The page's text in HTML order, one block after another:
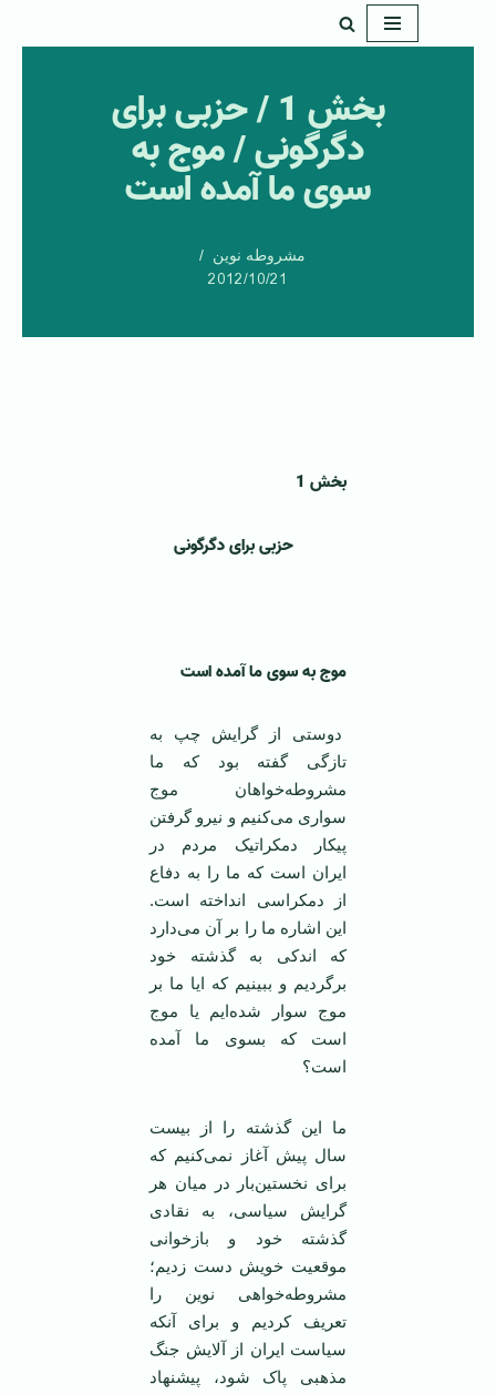
بخش 1 / حزبی برای
دگرگونی / موج به
سوی ما آمده است
مشروطه نوین
2012/10/21
بخش 1
حزبی برای دگرگونی
موج به سوی ما آمده است
دوستی از گرایش چپ به
تازگی گفته بود که ما
مشروطه‌خواهان موج
سواری می‌کنیم و نیرو گرفتن
پیکار دمکراتیک مردم در
‌ایران است که ما را به دفاع
از دمکراسی انداخته است.‌
این اشاره ما را بر آن می‌دارد
که اندکی به گذشته خود
برگردیم و ببینیم که‌ ایا ما بر
موج سوار شده‌ایم یا موج
است که بسوی ما آمده
است؟
ما ‌این گذشته را از بیست
سال پیش آغاز نمی‌کنیم که
برای نخستین‌بار در میان هر
گرایش سیاسی، به نقادی
گذشته خود و بازخوانی
موقعیت خویش دست زدیم؛
مشروطه‌خواهی نوین را
تعریف کردیم و برای آنکه
سیاست ‌ایران از آلایش جنگ
مذهبی پاک شود، پیشنهاد